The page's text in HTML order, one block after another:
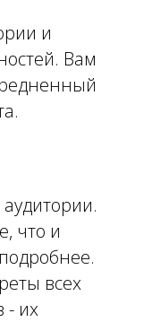
и
Вам
что и
всех
- их